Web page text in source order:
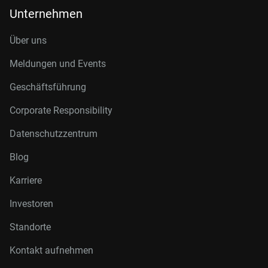
Unternehmen
Über uns
Meldungen und Events
Geschäftsführung
Corporate Responsibility
Datenschutzzentrum
Blog
Karriere
Investoren
Standorte
Kontakt aufnehmen